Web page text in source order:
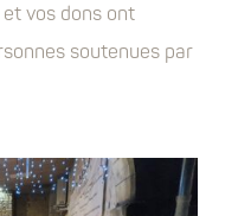
vos dons ont
soutenues par